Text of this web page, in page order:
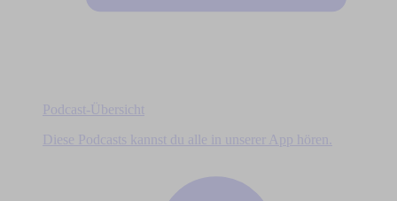
Podcast-Übersicht
Diese Podcasts kannst du alle in unserer App hören.